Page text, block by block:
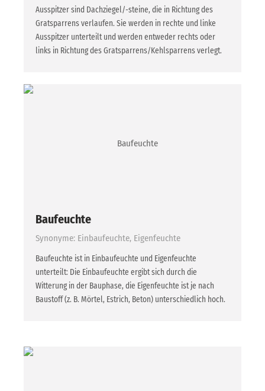
Ausspitzer sind Dachziegel/-steine, die in Richtung des
Gratsparrens verlaufen. Sie werden in rechte und linke
Ausspitzer unterteilt und werden entweder rechts oder
links in Richtung des Gratsparrens/Kehlsparrens verlegt.
Baufeuchte
Synonyme: Einbaufeuchte, Eigenfeuchte
Baufeuchte ist in Einbaufeuchte und Eigenfeuchte
unterteilt: Die Einbaufeuchte ergibt sich durch die
Witterung in der Bauphase, die Eigenfeuchte ist je nach
Baustoff (z. B. Mörtel, Estrich, Beton) unterschiedlich hoch.